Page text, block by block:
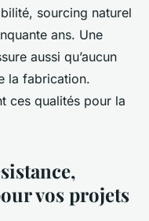
sourcing naturel
ans. Une
aussi qu’aucun
la fabrication.
ces qualités pour la
vos projets